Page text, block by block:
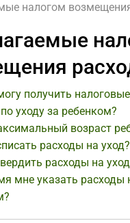
налогом
получить
уходу за ребенком?
возраст
расходы на уход?
расходы на
мне указать расходы